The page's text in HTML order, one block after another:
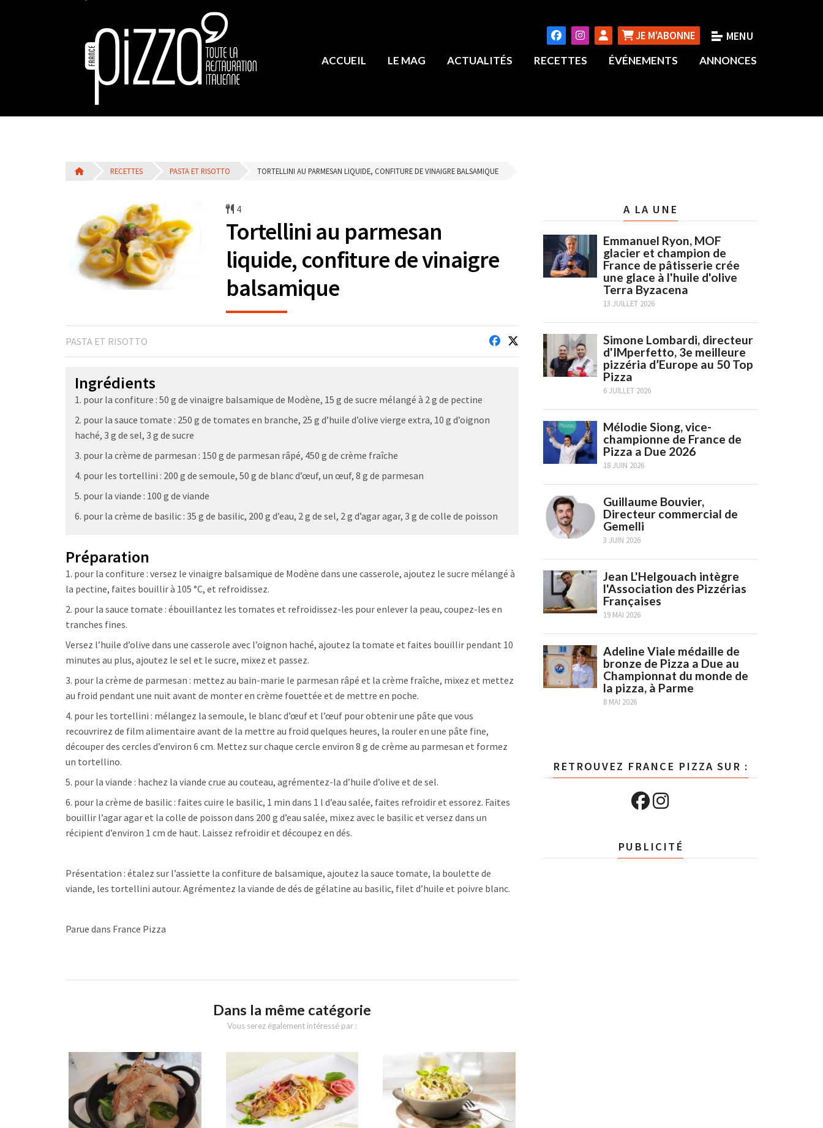
JE M'ABONNE
ACCUEIL LE MAG ACTUALITÉS RECETTES ÉVÉNEMENTS ANNONCES
RECETTES PASTA ET RISOTTO TORTELLINI AU PARMESAN LIQUIDE, CONFITURE DE VINAIGRE BALSAMIQUE
4
Tortellini au parmesan
liquide, confiture de vinaigre
balsamique
PASTA ET RISOTTO
Ingrédients
1. pour la confiture : 50 g de vinaigre balsamique de Modène, 15 g de sucre mélangé à 2 g de pectine
2. pour la sauce tomate : 250 g de tomates en branche, 25 g d’huile d’olive vierge extra, 10 g d’oignon
haché, 3 g de sel, 3 g de sucre
3. pour la crème de parmesan : 150 g de parmesan râpé, 450 g de crème fraîche
4. pour les tortellini : 200 g de semoule, 50 g de blanc d’œuf, un œuf, 8 g de parmesan
5. pour la viande : 100 g de viande
6. pour la crème de basilic : 35 g de basilic, 200 g d’eau, 2 g de sel, 2 g d’agar agar, 3 g de colle de poisson
Préparation
1. pour la confiture : versez le vinaigre balsamique de Modène dans une casserole, ajoutez le sucre mélangé à
la pectine, faites bouillir à 105 °C, et refroidissez.
2. pour la sauce tomate : ébouillantez les tomates et refroidissez-les pour enlever la peau, coupez-les en
tranches fines.
Versez l’huile d’olive dans une casserole avec l’oignon haché, ajoutez la tomate et faites bouillir pendant 10
minutes au plus, ajoutez le sel et le sucre, mixez et passez.
3. pour la crème de parmesan : mettez au bain-marie le parmesan râpé et la crème fraîche, mixez et mettez
au froid pendant une nuit avant de monter en crème fouettée et de mettre en poche.
4. pour les tortellini : mélangez la semoule, le blanc d’œuf et l’œuf pour obtenir une pâte que vous
recouvrirez de film alimentaire avant de la mettre au froid quelques heures, la rouler en une pâte fine,
découper des cercles d’environ 6 cm. Mettez sur chaque cercle environ 8 g de crème au parmesan et formez
un tortellino.
5. pour la viande : hachez la viande crue au couteau, agrémentez-la d’huile d’olive et de sel.
6. pour la crème de basilic : faites cuire le basilic, 1 min dans 1 l d’eau salée, faites refroidir et essorez. Faites
bouillir l’agar agar et la colle de poisson dans 200 g d’eau salée, mixez avec le basilic et versez dans un
récipient d’environ 1 cm de haut. Laissez refroidir et découpez en dés.
Présentation : étalez sur l’assiette la confiture de balsamique, ajoutez la sauce tomate, la boulette de
viande, les tortellini autour. Agrémentez la viande de dés de gélatine au basilic, filet d’huile et poivre blanc.
Parue dans France Pizza
Dans la même catégorie
Vous serez également intéressé par :
A LA UNE
Emmanuel Ryon, MOF
glacier et champion de
France de pâtisserie crée
une glace à l'huile d'olive
Terra Byzacena
13 JUILLET 2026
Simone Lombardi, directeur
d'IMperfetto, 3e meilleure
pizzéria d’Europe au 50 Top
Pizza
6 JUILLET 2026
Mélodie Siong, vice-
championne de France de
Pizza a Due 2026
18 JUIN 2026
Guillaume Bouvier,
Directeur commercial de
Gemelli
3 JUIN 2026
Jean L'Helgouach intègre
l'Association des Pizzérias
Françaises
19 MAI 2026
Adeline Viale médaille de
bronze de Pizza a Due au
Championnat du monde de
la pizza, à Parme
8 MAI 2026
RETROUVEZ FRANCE PIZZA SUR :
PUBLICITÉ